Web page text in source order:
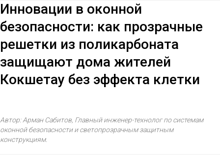
Инновации в оконной
безопасности: как прозрачные
решетки из поликарбоната
защищают дома жителей
Кокшетау без эффекта клетки
Автор: Арман Сабитов, Главный инженер-технолог по системам
оконной безопасности и светопрозрачным защитным
конструкциям.